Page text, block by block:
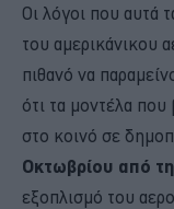
Οι λόγοι που αυτά
του αμερικάνικου
πιθανό να
ότι τα μοντέλα που
στο κοινό σε
Οκτωβρίου από
εξοπλισμό του